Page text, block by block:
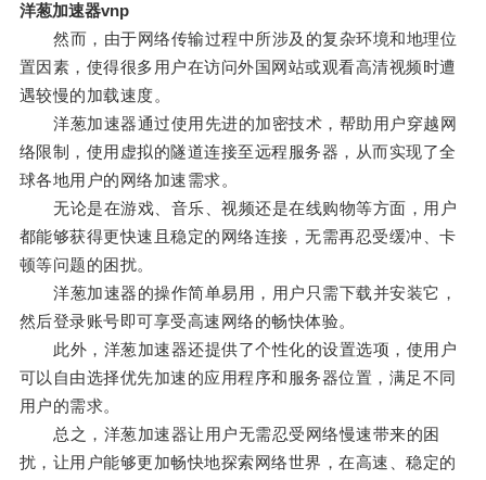
洋葱加速器vnp
然而，由于网络传输过程中所涉及的复杂环境和地理位
置因素，使得很多用户在访问外国网站或观看高清视频时遭
遇较慢的加载速度。
洋葱加速器通过使用先进的加密技术，帮助用户穿越网
络限制，使用虚拟的隧道连接至远程服务器，从而实现了全
球各地用户的网络加速需求。
无论是在游戏、音乐、视频还是在线购物等方面，用户
都能够获得更快速且稳定的网络连接，无需再忍受缓冲、卡
顿等问题的困扰。
洋葱加速器的操作简单易用，用户只需下载并安装它，
然后登录账号即可享受高速网络的畅快体验。
此外，洋葱加速器还提供了个性化的设置选项，使用户
可以自由选择优先加速的应用程序和服务器位置，满足不同
用户的需求。
总之，洋葱加速器让用户无需忍受网络慢速带来的困
扰，让用户能够更加畅快地探索网络世界，在高速、稳定的